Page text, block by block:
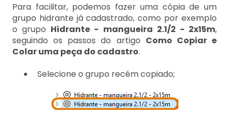
Para facilitar, podemos fazer uma cópia de um
grupo hidrante já cadastrado, como por exemplo
o grupo Hidrante - mangueira 2.1/2 - 2x15m,
seguindo os passos do artigo Como Copiar e
Colar uma peça do cadastro.
Selecione o grupo recém copiado;